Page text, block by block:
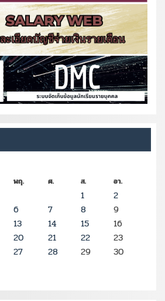
พฤ. ศ. ส. อา.
1
2
6 7 8
9
13 14 15
16
20 21 22
23
27 28 29
30